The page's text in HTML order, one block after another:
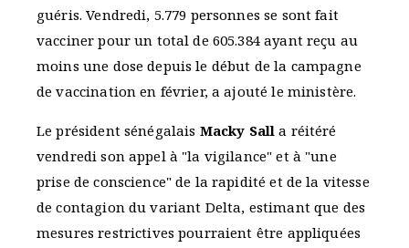
guéris. Vendredi, 5.779 personnes se sont fait
vacciner pour un total de 605.384 ayant reçu au
moins une dose depuis le début de la campagne
de vaccination en février, a ajouté le ministère.
Le président sénégalais Macky Salla réitéré
vendredi son appel à "la vigilance" et à "une
prise de conscience" de la rapidité et de la vitesse
de contagion du variant Delta, estimant que des
mesures restrictives pourraient être appliquées